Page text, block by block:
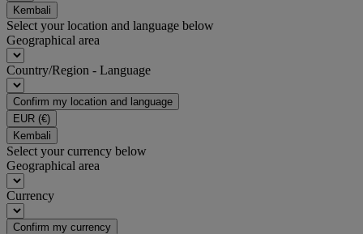
Kembali
Select your location and language below
Geographical area
Country/Region - Language
Confirm my location and language
EUR (€)
Kembali
Select your currency below
Geographical area
Currency
Confirm my currency